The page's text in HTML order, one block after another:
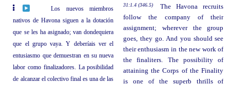
Los nuevos miembros
nativos de Havona siguen a la dotación
que se les ha asignado; van dondequiera
que el grupo vaya. Y deberíais ver el
entusiasmo que demuestran en su nueva
labor como finalizadores. La posibilidad
de alcanzar el colectivo final es una de las
31:1.4 (346.5)
The Havona recruits
follow the company of their
assignment; wherever the group
goes, they go. And you should see
their enthusiasm in the new work of
the finaliters. The possibility of
attaining the Corps of the Finality
is one of the superb thrills of